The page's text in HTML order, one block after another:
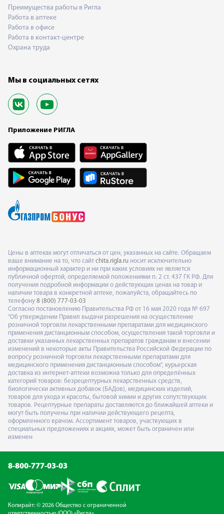
Преимущества работы в Ригла
Работа в аптеке
Работа в офисе
Работа в контакт-центре
Охрана труда
Мы в социальных сетях
Приложение РИГЛА
Цены в аптеках могут отличаться от цен, указанных на сайте. Обращаем
ваше внимание на то, что сайт chita.rigla.ru носит исключительно
информационный характер и ни при каких условиях не является
публичной офертой, определяемой положениями п. 2 ст. 437 ГК РФ. Для
получения подробной информации о действующих ценах на товар и
наличии товара в конкретной аптеке, пожалуйста, обращайтесь по
телефону 8 (800) 777-03-03
Согласно постановлению Правительства РФ от 16 мая 2020 года № 697
"Об утверждении Правил выдачи разрешения на осуществление
розничной торговли лекарственными препаратами для медицинского
применения дистанционным способом, осуществления такой торговли и
доставки указанных лекарственных препаратов гражданам и внесении
изменений в некоторые акты Правительства Российской Федерации по
вопросу розничной торговли лекарственными препаратами для
медицинского применения дистанционным способом", курьерская
доставка из интернет-аптеки возможна только для определённых
категорий товаров: безрецептурных лекарственных средств,
биологически активных добавок (БАДов), медицинских изделий,
товаров для ухода и красоты, бытовой химии и других сопутствующих
товаров. Рецептурные препараты доставляются до ближайшей аптеки и
могут быть получены при наличии действующего рецепта,
оформленного врачом. Ассортимент товаров, участвующих в
специальных предложениях и акциях, может быть ограничен или
изменен
8-800-777-03-03
Копирайт: © 2026 Общество с ограниченной